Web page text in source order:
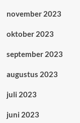
november 2023
oktober 2023
september 2023
augustus 2023
juli 2023
juni 2023